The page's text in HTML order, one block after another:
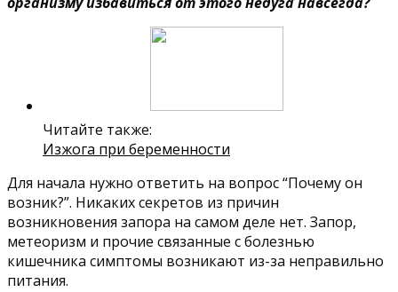
Читайте также:
Изжога при беременности
Для начала нужно ответить на вопрос “Почему он
возник?”. Никаких секретов из причин
возникновения запора на самом деле нет. Запор,
метеоризм и прочие связанные с болезнью
кишечника симптомы возникают из-за неправильно
питания.